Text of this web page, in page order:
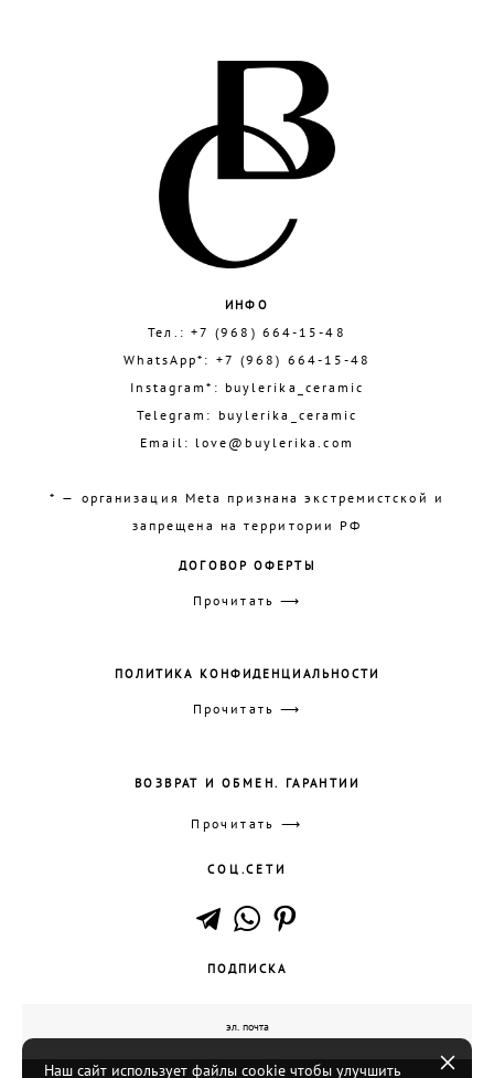
ИНФО
Тел.: +7 (968) 664-15-48
WhatsApp*: +7 (968) 664-15-48
Instagram*: buylerika_ceramic
Telegram: buylerika_ceramic
Email: love@buylerika.com
* — организация Meta признана экстремистской и
запрещена на территории РФ
ДОГОВОР ОФЕРТЫ
Прочитать ⟶
ПОЛИТИКА КОНФИДЕНЦИАЛЬНОСТИ
Прочитать ⟶
ВОЗВРАТ И ОБМЕН. ГАРАНТИИ
Прочитать ⟶
СОЦ.СЕТИ
ПОДПИСКА
Наш сайт использует файлы cookie чтобы улучшить